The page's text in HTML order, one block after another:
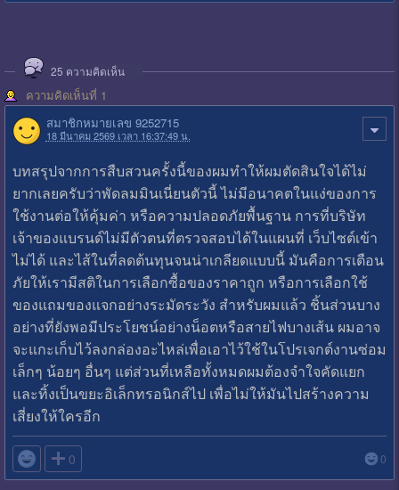
25 ความคิดเห็น
ความคิดเห็นที่ 1
สมาชิกหมายเลข 9252715
18 มีนาคม 2569 เวลา 16:37:49 น.
บทสรุปจากการสืบสวนครั้งนี้ของผมทำให้ผมตัดสินใจได้ไม่
ยากเลยครับว่าพัดลมมินเนี่ยนตัวนี้ ไม่มีอนาคตในแง่ของการ
ใช้งานต่อให้คุ้มค่า หรือความปลอดภัยพื้นฐาน การที่บริษัท
เจ้าของแบรนด์ไม่มีตัวตนที่ตรวจสอบได้ในแผนที่ เว็บไซต์เข้า
ไม่ได้ และไส้ในที่ลดต้นทุนจนน่าเกลียดแบบนี้ มันคือการเตือน
ภัยให้เรามีสติในการเลือกซื้อของราคาถูก หรือการเลือกใช้
ของแถมของแจกอย่างระมัดระวัง สำหรับผมแล้ว ชิ้นส่วนบาง
อย่างที่ยังพอมีประโยชน์อย่างน็อตหรือสายไฟบางเส้น ผมอาจ
จะแกะเก็บไว้ลงกล่องอะไหล่เพื่อเอาไว้ใช้ในโปรเจกต์งานซ่อม
เล็กๆ น้อยๆ อื่นๆ แต่ส่วนที่เหลือทั้งหมดผมต้องจำใจคัดแยก
และทิ้งเป็นขยะอิเล็กทรอนิกส์ไป เพื่อไม่ให้มันไปสร้างความ
เสี่ยงให้ใครอีก
 0 0